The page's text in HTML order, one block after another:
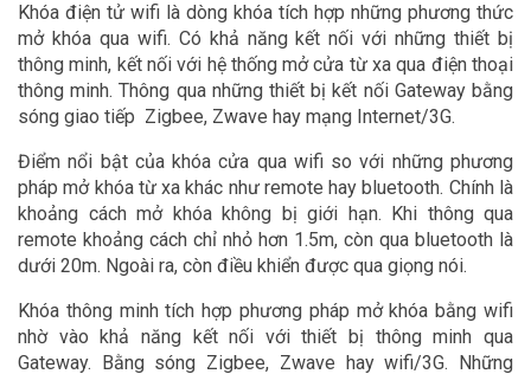
Khóa điện tử wifi là dòng khóa tích hợp những phương thức
mở khóa qua wifi. Có khả năng kết nối với những thiết bị
thông minh, kết nối với hệ thống mở cửa từ xa qua điện thoại
thông minh. Thông qua những thiết bị kết nối Gateway bằng
sóng giao tiếp Zigbee, Zwave hay mạng Internet/3G.
Điểm nổi bật của khóa cửa qua wifi so với những phương
pháp mở khóa từ xa khác như remote hay bluetooth. Chính là
khoảng cách mở khóa không bị giới hạn. Khi thông qua
remote khoảng cách chỉ nhỏ hơn 1.5m, còn qua bluetooth là
dưới 20m. Ngoài ra, còn điều khiển được qua giọng nói.
Khóa thông minh tích hợp phương pháp mở khóa bằng wifi
nhờ vào khả năng kết nối với thiết bị thông minh qua
Gateway. Bằng sóng Zigbee, Zwave hay wifi/3G. Những